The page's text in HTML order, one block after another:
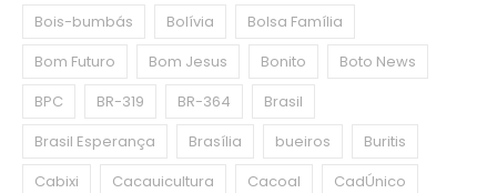
Bois-bumbás Bolívia
Bolsa Família
Bom Futuro
Bom Jesus Bonito
Boto News
BPC
BR-319 BR-364
Brasil
Brasil Esperança
Brasília bueiros
Buritis
Cabixi
Cacauicultura Cacoal
CadÚnico